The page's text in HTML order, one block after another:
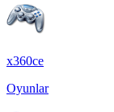
x360ce
Oyunlar